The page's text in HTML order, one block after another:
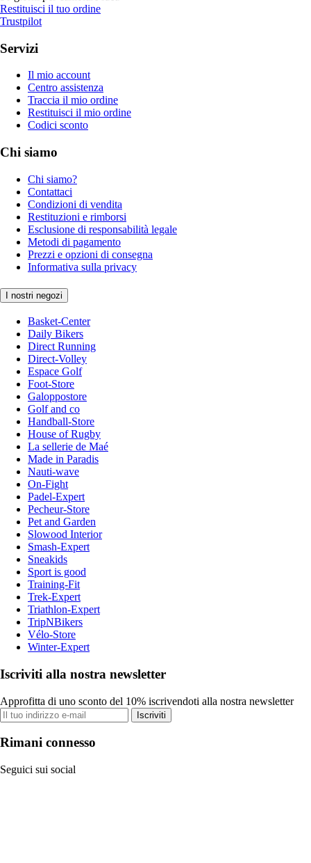
Restituisci il tuo ordine
Trustpilot
Servizi
Il mio account
Centro assistenza
Traccia il mio ordine
Restituisci il mio ordine
Codici sconto
Chi siamo
Chi siamo?
Contattaci
Condizioni di vendita
Restituzioni e rimborsi
Esclusione di responsabilità legale
Metodi di pagamento
Prezzi e opzioni di consegna
Informativa sulla privacy
I nostri negozi
Basket-Center
Daily Bikers
Direct Running
Direct-Volley
Espace Golf
Foot-Store
Galoppostore
Golf and co
Handball-Store
House of Rugby
La sellerie de Maé
Made in Paradis
Nauti-wave
On-Fight
Padel-Expert
Pecheur-Store
Pet and Garden
Slowood Interior
Smash-Expert
Sneakids
Sport is good
Training-Fit
Trek-Expert
Triathlon-Expert
TripNBikers
Vélo-Store
Winter-Expert
Iscriviti alla nostra newsletter
Approfitta di uno sconto del 10% iscrivendoti alla nostra newsletter
Iscriviti
Rimani connesso
Seguici sui social